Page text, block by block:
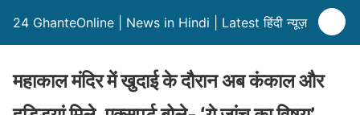
24 GhanteOnline | News in Hindi | Latest हिंदी न्यूज़
महाकाल मंदिर में खुदाई के दौरान अब कंकाल और